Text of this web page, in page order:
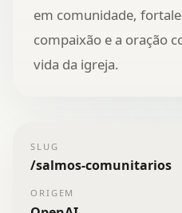
em comunidade,
compaixão e a oração
vida da igreja.
SLUG
/salmos-comunitarios
ORIGEM